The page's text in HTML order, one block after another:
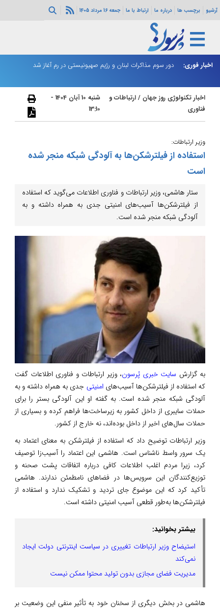
آرشیو برچسب ها درباره ما ارتباط با ما جمعه 16 مرداد 1405
اخبار فوری:
مهمات دور سوم مذاکرات لبنان و رژیم صهیونیستی در رم آغاز شد
اخبار تکنولوژی روز جهان /ارتباطات و
فناوری
شنبه 10 آبان 1404 -
13:10
وزیر ارتباطات:
استفاده از فیلترشکن‌ها به آلودگی شبکه منجر شده
است
ستار هاشمی، وزیر ارتباطات و فناوری اطلاعات می‌گوید که استفاده
از فیلترشکن‌ها آسیب‌های امنیتی جدی به همراه داشته و به
آلودگی شبکه منجر شده است.
به گزارش سایت خبری پُرسون، وزیر ارتباطات و فناوری اطلاعات گفت
که استفاده از فیلترشکن‌ها آسیب‌های امنیتی جدی به همراه داشته و به
آلودگی شبکه منجر شده است. به گفته او این آلودگی بستر را برای
حملات سایبری از داخل کشور به زیرساخت‌ها فراهم کرده و بسیاری از
حملات سال‌های اخیر از داخل بوده‌اند، نه خارج از کشور.
وزیر ارتباطات توضیح داد که استفاده از فیلترشکن به معنای اعتماد به
یک سرور واسط ناشناس است. هاشمی این اعتماد را آسیب‌زا توصیف
کرد، زیرا مردم اغلب اطلاعات کافی درباره اتفاقات پشت صحنه و
توزیع‌کنندگان این سرویس‌ها در فضاهای نامطمئن ندارند. هاشمی
تأکید کرد که این موضوع جای تردید و تشکیک ندارد و استفاده از
فیلترشکن‌ها به‌طور قطعی آسیب امنیتی داشته است.
بیشتر بخوانید:
استیضاح وزیر ارتباطات تغییری در سیاست اینترنتی دولت ایجاد
نمی‌کند
مدیریت فضای مجازی بدون تولید محتوا ممکن نیست
هاشمی در بخش دیگری از سخنان خود به تأثیر منفی این وضعیت بر